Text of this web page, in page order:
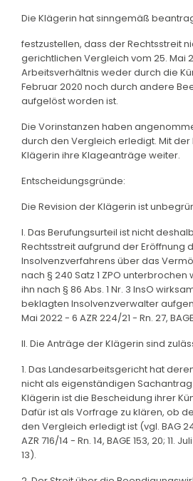
Die Klägerin hat sinngemäß
festzustellen, dass der Rechtsstreit
gerichtlichen Vergleich vom 25. Mai
Arbeitsverhältnis weder durch die
Februar 2020 noch durch andere
aufgelöst worden ist.
Die Vorinstanzen haben
durch den Vergleich erledigt. Mit der
Klägerin ihre Klageanträge weiter.
Entscheidungsgründe:
Die Revision der Klägerin ist
I. Das Berufungsurteil ist nicht
Rechtsstreit aufgrund der Eröffnung
Insolvenzverfahrens über das
nach § 240 Satz 1 ZPO
ihn nach § 86 Abs. 1 Nr. 3 InsO
beklagten Insolvenzverwalter
Mai 2022 - 6 AZR 224/21 - Rn. 27,
II. Die Anträge der Klägerin sind
1. Das Landesarbeitsgericht hat
nicht als eigenständigen
Klägerin ist die Bescheidung ihrer
Dafür ist als Vorfrage zu klären, ob
den Vergleich erledigt ist (vgl. BAG
AZR 716/14 - Rn. 14, BAGE 153, 20; 11.
13).